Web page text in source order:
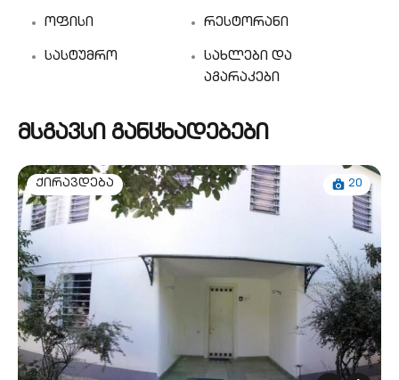
ოფისი რესტორანი
სასტუმრო
სახლები და
აგარაკები
მსგავსი განცხადებები
ქირავდება 20